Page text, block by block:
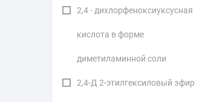
2,4 - дихлорфеноксиуксусная
кислота в форме
диметиламинной соли
2,4-Д 2-этилгексиловый эфир